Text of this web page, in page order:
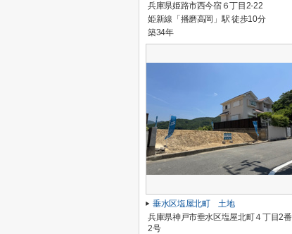
兵庫県姫路市西今宿６丁目2-22
姫新線「播磨高岡」駅 徒歩10分
築34年
垂水区塩屋北町 土地
兵庫県神戸市垂水区塩屋北町４丁目2番
2号